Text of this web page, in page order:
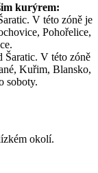
kurýrem:
V této zóně je
Pohořelice,
V této zóně
Kuřim, Blansko,
soboty.
okolí.